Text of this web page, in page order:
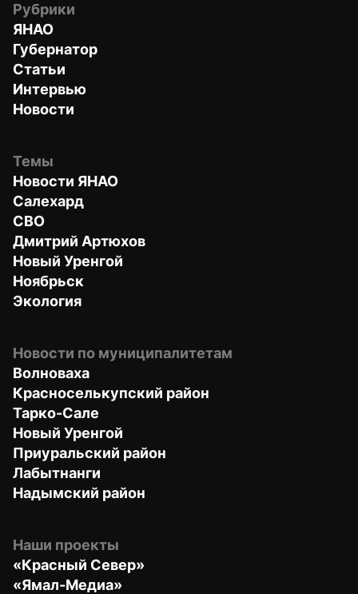
Рубрики
ЯНАО
Губернатор
Статьи
Интервью
Новости
Темы
Новости ЯНАО
Салехард
СВО
Дмитрий Артюхов
Новый Уренгой
Ноябрьск
Экология
Новости по муниципалитетам
Волноваха
Красноселькупский район
Тарко-Сале
Новый Уренгой
Приуральский район
Лабытнанги
Надымский район
Наши проекты
«Красный Север»
«Ямал-Медиа»